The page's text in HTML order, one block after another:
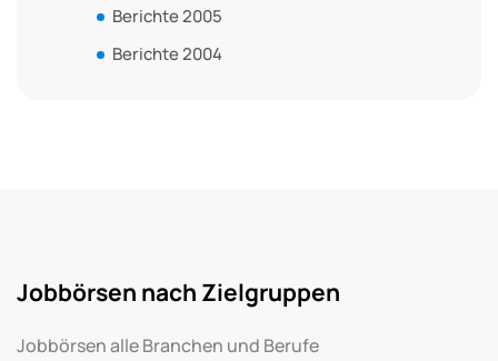
Berichte 2005
Berichte 2004
Jobbörsen nach Zielgruppen
Jobbörsen alle Branchen und Berufe